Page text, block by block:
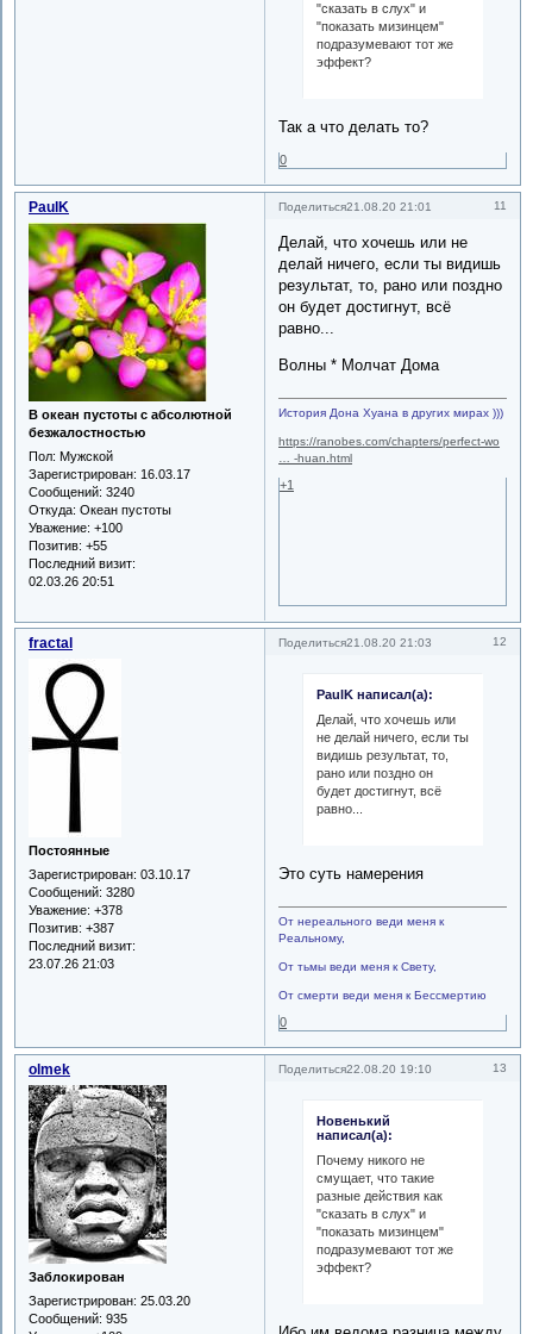
"сказать в слух" и
"показать мизинцем"
подразумевают тот же
эффект?
Так а что делать то?
0
Поделиться 11
21.08.20 21:01
PaulK
В океан пустоты с абсолютной
безжалостностью
Пол: Мужской
Зарегистрирован: 16.03.17
Сообщений: 3240
Откуда: Океан пустоты
Уважение: +100
Позитив: +55
Последний визит:
02.03.26 20:51
Делай, что хочешь или не
делай ничего, если ты видишь
результат, то, рано или поздно
он будет достигнут, всё
равно...
Волны * Молчат Дома
История Дона Хуана в других мирах )))
https://ranobes.com/chapters/perfect-wo
… -huan.html
+1
Поделиться 12
21.08.20 21:03
fractal
Постоянные
Зарегистрирован: 03.10.17
Сообщений: 3280
Уважение: +378
Позитив: +387
Последний визит:
23.07.26 21:03
PaulK написал(а):
Делай, что хочешь или
не делай ничего, если ты
видишь результат, то,
рано или поздно он
будет достигнут, всё
равно...
Это суть намерения
От нереального веди меня к
Реальному,
От тьмы веди меня к Свету,
От смерти веди меня к Бессмертию
0
Поделиться 13
22.08.20 19:10
olmek
Заблокирован
Зарегистрирован: 25.03.20
Сообщений: 935
Новенький
написал(а):
Почему никого не
смущает, что такие
разные действия как
"сказать в слух" и
"показать мизинцем"
подразумевают тот же
эффект?